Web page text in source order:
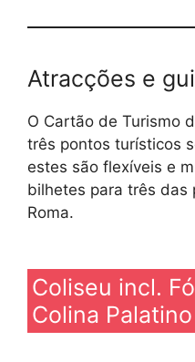
Atracções e
O Cartão de Turismo
três pontos turísticos
estes são flexíveis e
bilhetes para três das
Roma.
Coliseu incl.
Colina Palatino